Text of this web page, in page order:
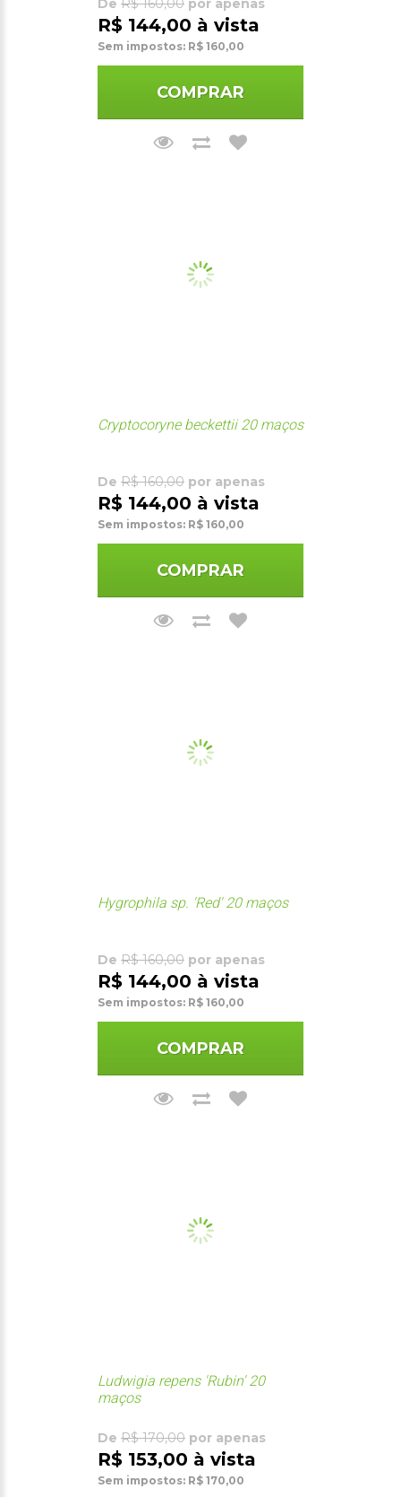
De R$ 160,00 por apenas
R$ 144,00 à vista
Sem impostos: R$ 160,00
COMPRAR
Cryptocoryne beckettii 20 maços
De R$ 160,00 por apenas
R$ 144,00 à vista
Sem impostos: R$ 160,00
COMPRAR
Hygrophila sp. 'Red' 20 maços
De R$ 160,00 por apenas
R$ 144,00 à vista
Sem impostos: R$ 160,00
COMPRAR
Ludwigia repens 'Rubin' 20
maços
De R$ 170,00 por apenas
R$ 153,00 à vista
Sem impostos: R$ 170,00